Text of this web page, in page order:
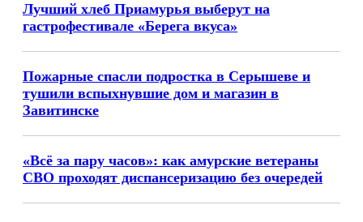
Лучший хлеб Приамурья выберут на
гастрофестивале «Берега вкуса»
Пожарные спасли подростка в Серышеве и
тушили вспыхнувшие дом и магазин в
Завитинске
«Всё за пару часов»: как амурские ветераны
СВО проходят диспансеризацию без очередей